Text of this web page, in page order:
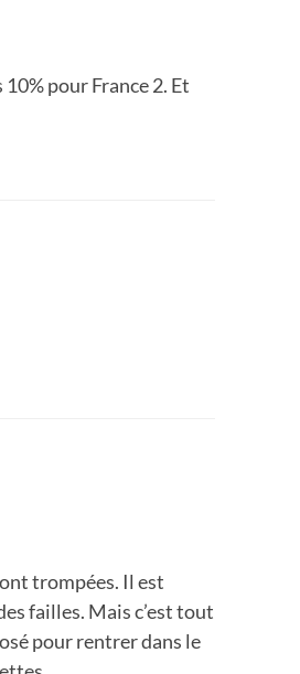
pour France 2. Et
trompées. Il est
failles. Mais c’est tout
pour rentrer dans le